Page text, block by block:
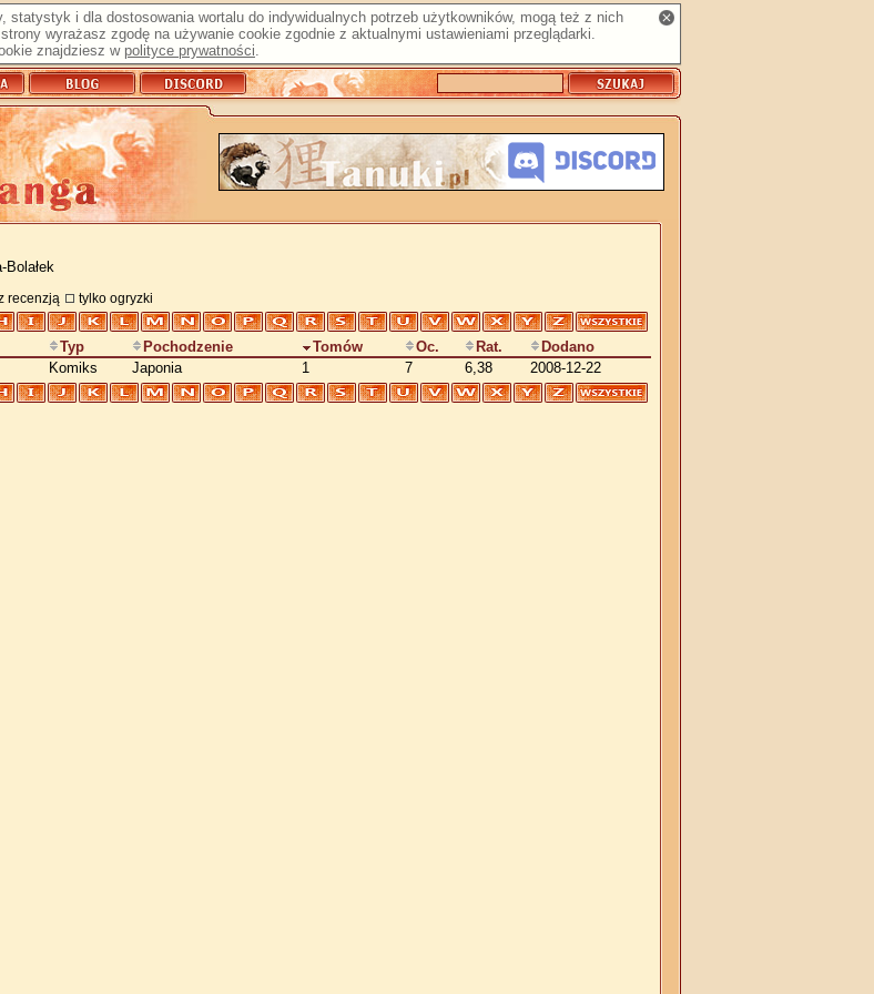
i dla dostosowania wortalu do indywidualnych potrzeb użytkowników, mogą też z nich
wyrażasz zgodę na używanie cookie zgodnie z aktualnymi ustawieniami przeglądarki.
znajdziesz w polityce prywatności.
Bolałek
recenzją tylko ogryzki
Typ Pochodzenie Tomów Oc. Rat.
Dodano
Komiks Japonia 1 7 6,38 2008-12-22